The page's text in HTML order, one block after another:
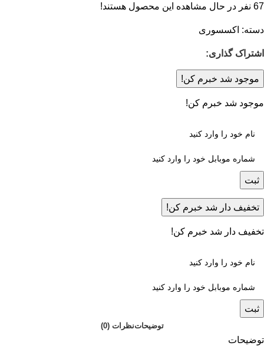
67 نفر در حال مشاهده این محصول هستند!
دسته: اکسسوری
اشتراک گذاری:
موجود شد خبرم کن!
موجود شد خبرم کن!
ثبت
تخفیف دار شد خبرم کن!
تخفیف دار شد خبرم کن!
ثبت
توضیحاتنظرات (0)
توضیحات